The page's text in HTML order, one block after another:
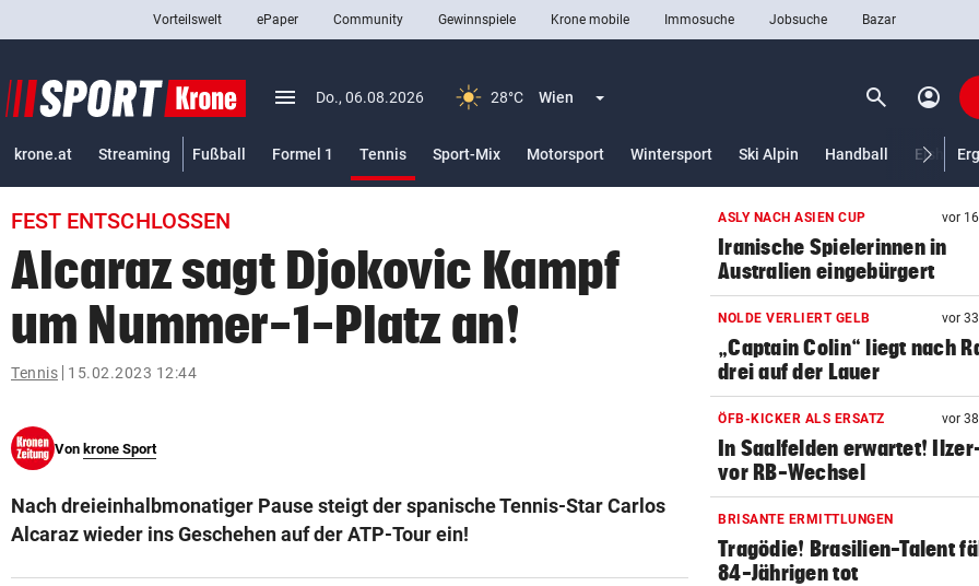
closeSchließen
Abonnieren
arrow_right
pin_drop
bookmark
search
Suchbegriff
© Krone Multimedia GmbH & Co KG 2026
Muthgasse 2, 1190 Wien
Vorteilswelt ePaper Community Gewinnspiele Krone mobile Immosuche Jobsuche Bazar
menu Menü aufklappen
Do., 06.08.2026 28°C Wien Menü aufklappen search Suchen
account_circle
krone.at Streaming Fußball Formel 1 Tennis
Sport-Mix
Motorsport Wintersport Ski Alpin Handball
FEST ENTSCHLOSSEN
Alcaraz sagt Djokovic Kampf
um Nummer-1-Platz an!
Tennis 15.02.2023 12:44
Von krone Sport
Nach dreieinhalbmonatiger Pause steigt der spanische Tennis-Star Carlos
Alcaraz wieder ins Geschehen auf der ATP-Tour ein!
ASLY NACH ASIEN CUP vor
Iranische Spielerinnen in
Australien eingebürgert
NOLDE VERLIERT GELB vor
„Captain Colin“ liegt nach
drei auf der Lauer
ÖFB-KICKER ALS ERSATZ vor
In Saalfelden erwartet!
vor RB-Wechsel
BRISANTE ERMITTLUNGEN
Tragödie! Brasilien-Talent
84-Jährigen tot